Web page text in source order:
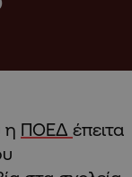
η ΠΟΕΔ έπειτα